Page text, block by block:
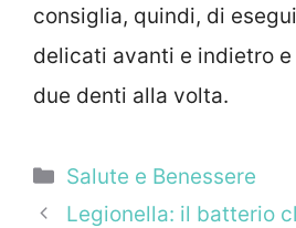
consiglia, quindi, di
delicati avanti e indietro
due denti alla volta.
Categorie
Salute e Benessere
Legionella: il batterio